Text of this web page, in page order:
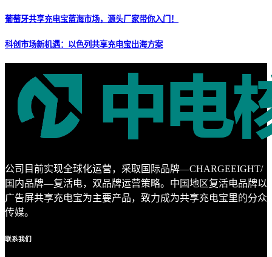
葡萄牙共享充电宝蓝海市场，源头厂家带你入门！
科创市场新机遇：以色列共享充电宝出海方案
公司目前实现全球化运营，采取国际品牌—CHARGEEIGHT/
国内品牌—复活电，双品牌运营策略。中国地区复活电品牌以
广告屏共享充电宝为主要产品，致力成为共享充电宝里的分众
传媒。
联系我们